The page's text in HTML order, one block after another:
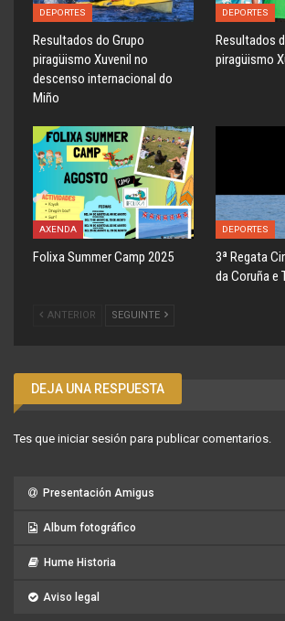
DEPORTES
Resultados do Grupo
piragüismo Xuvenil no
descenso internacional do
Miño
DEPORTES
Resultados
piragüismo
AXENDA
Folixa Summer Camp 2025
DEPORTES
3ª Regata
da Coruña e
ANTERIOR SEGUINTE
DEJA UNA RESPUESTA
Tes que iniciar sesión para publicar comentarios.
Presentación Amigus
Album fotográfico
Hume Historia
Aviso legal